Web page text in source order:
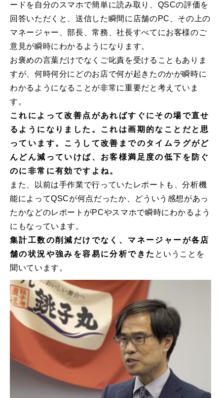
ードを自分のスマホで簡単に読み取り、QSCの評価を
回答いただくと、送信した瞬間に店舗のPC、その上の
マネージャー、部⻑、常務、社⻑すべてにお客様のご
意見が瞬時にわかるようになります。
お褒めの言葉だけでなくご叱責を受けることもありま
すが、何時何分にどのお店で何が起きたのかが瞬時に
わかるようになることが非常に重要だと考えていま
す。
これによって改善点があればすぐにその場で直せ
るようになりました。これは画期的なことだと思
っています。こうして改善までのタイムラグがど
んどん減っていけば、お客様満足度の低下を防ぐ
のに非常に有効ですよね。
また、以前は手作業で行っていたレポートも、分析機
能によってQSCが何点だったか、どういう感想があっ
たかなどのレポートがPCやスマホで瞬時にわかるよう
にもなっています。
集計工数の削減だけでなく、マネージャーが各店
舗の状況や強みを容易に分析できた ということを
聞いています。